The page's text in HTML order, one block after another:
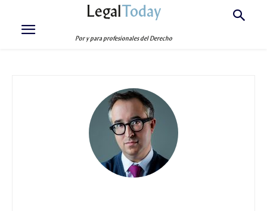
LegalToday
Por y para profesionales del Derecho